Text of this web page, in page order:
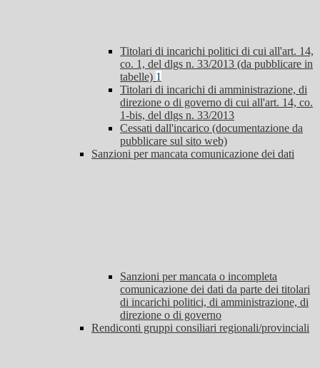
Titolari di incarichi politici di cui all'art. 14,
co. 1, del dlgs n. 33/2013 (da pubblicare in
tabelle) 1
Titolari di incarichi di amministrazione, di
direzione o di governo di cui all'art. 14, co.
1-bis, del dlgs n. 33/2013
Cessati dall'incarico (documentazione da
pubblicare sul sito web)
Sanzioni per mancata comunicazione dei dati
Sanzioni per mancata o incompleta
comunicazione dei dati da parte dei titolari
di incarichi politici, di amministrazione, di
direzione o di governo
Rendiconti gruppi consiliari regionali/provinciali